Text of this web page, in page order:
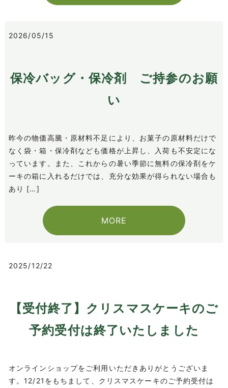
2026/05/15
保冷バッグ・保冷剤 ご持参のお願
い
昨今の物価高騰・原材料不足により、お菓子の原材料だけで
なく袋・箱・保冷剤なども価格が上昇し、入荷も不安定にな
っています。また、これからの暑い季節に無料の保冷剤をケ
ーキの箱に入れるだけでは、充分な効果が得られない場合も
あり […]
MORE
2025/12/22
【受付終了】クリスマスケーキのご
予約受付は終了いたしました
オンラインショップをご利用いただきありがとうございま
す。12/21をもちまして、クリスマスケーキのご予約受付は